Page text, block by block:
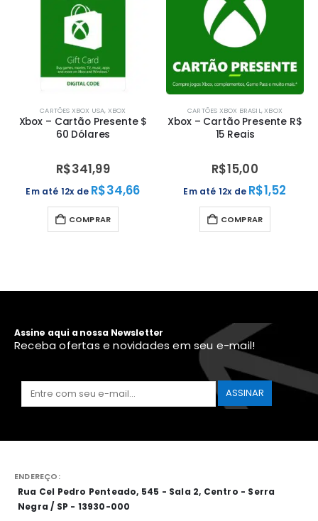
CARTÕES XBOX USA, XBOX
Xbox – Cartão Presente $
60 Dólares
R$341,99
Em até 12x de R$34,66
COMPRAR
CARTÕES XBOX BRASIL,XBOX
Xbox – Cartão Presente R$
15 Reais
R$15,00
Em até 12x de R$1,52
COMPRAR
Assine aqui a nossa Newsletter
Receba ofertas e novidades em seu e-mail!
ENDEREÇO:
Rua Cel Pedro Penteado, 545 - Sala 2, Centro - Serra
Negra / SP - 13930-000